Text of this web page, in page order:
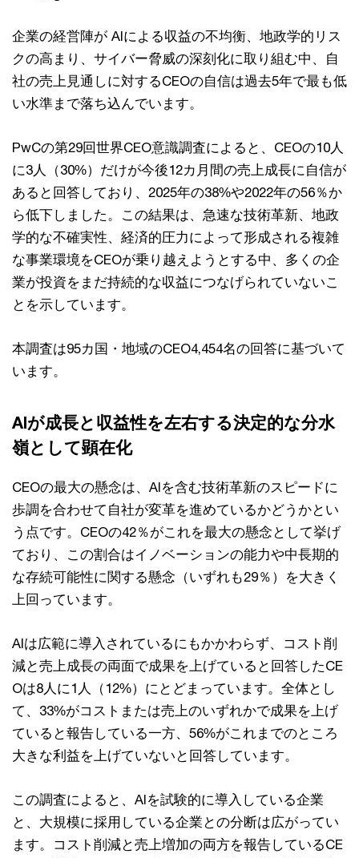
企業の経営陣が AIによる収益の不均衡、地政学的リス
クの高まり、サイバー脅威の深刻化に取り組む中、自
社の売上見通しに対するCEOの自信は過去5年で最も低
い水準まで落ち込んでいます。
PwCの第29回世界CEO意識調査によると、CEOの10人
に3人（30%）だけが今後12カ月間の売上成長に自信が
あると回答しており、2025年の38%や2022年の56％か
ら低下しました。この結果は、急速な技術革新、地政
学的な不確実性、経済的圧力によって形成される複雑
な事業環境をCEOが乗り越えようとする中、多くの企
業が投資をまだ持続的な収益につなげられていないこ
とを示しています。
本調査は95カ国・地域のCEO4,454名の回答に基づいて
います。
AIが成長と収益性を左右する決定的な分水
嶺として顕在化
CEOの最大の懸念は、AIを含む技術革新のスピードに
歩調を合わせて自社が変革を進めているかどうかとい
う点です。CEOの42％がこれを最大の懸念として挙げ
ており、この割合はイノベーションの能力や中長期的
な存続可能性に関する懸念（いずれも29％）を大きく
上回っています。
AIは広範に導入されているにもかかわらず、コスト削
減と売上成長の両面で成果を上げていると回答したCE
Oは8人に1人（12%）にとどまっています。全体とし
て、33%がコストまたは売上のいずれかで成果を上げ
ていると報告している一方、56%がこれまでのところ
大きな利益を上げていないと回答しています。
この調査によると、AIを試験的に導入している企業
と、大規模に採用している企業との分断は広がってい
ます。コスト削減と売上増加の両方を報告しているCE